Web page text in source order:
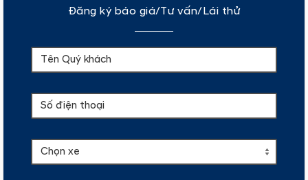
Đăng ký báo giá/Tư vấn/Lái thử